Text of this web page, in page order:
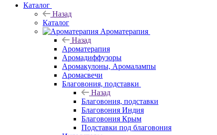
Каталог
Назад
Каталог
Ароматерапия
Назад
Ароматерапия
Аромадиффузоры
Аромакулоны, Аромалампы
Аромасвечи
Благовония, подставки
Назад
Благовония, подставки
Благовония Индия
Благовония Крым
Подставки под благовония